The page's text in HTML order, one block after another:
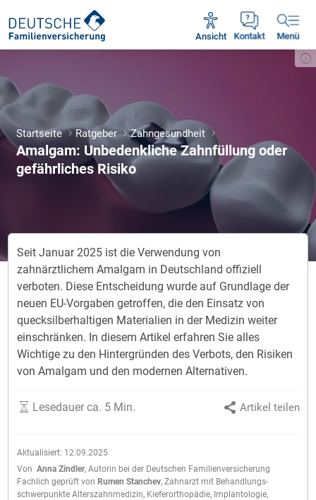
Kontakt
Ansicht Menü
Mo - Fr 09:00 - 18:30 Uhr
Startseite Ratgeber Zahngesundheit
Amalgam: Unbedenkliche Zahnfüllung oder
gefährliches Risiko
Seit Januar 2025 ist die Verwendung von
zahnärztlichem Amalgam in Deutschland offiziell
verboten. Diese Entscheidung wurde auf Grundlage der
neuen EU-Vorgaben getroffen, die den Einsatz von
quecksilberhaltigen Materialien in der Medizin weiter
einschränken. In diesem Artikel erfahren Sie alles
Wichtige zu den Hintergründen des Verbots, den Risiken
von Amalgam und den modernen Alternativen.
Aktualisiert: 12.09.2025
Von Anna Zindler, Autorin bei der Deutschen Familienversicherung
Fachlich geprüft von Rumen Stanchev, Zahnarzt mit Behandlungs­
schwerpunkte Alters­zahnmedizin, Kiefer­orthopädie, Implantologie,
Lesedauer ca. 5 Min. Artikel teilen